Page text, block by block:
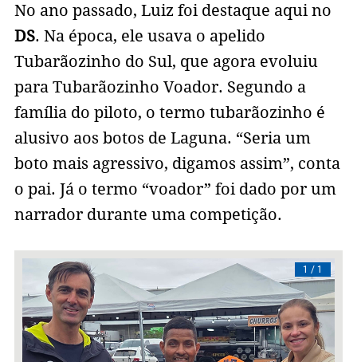
No ano passado, Luiz foi destaque aqui no
DS. Na época, ele usava o apelido
Tubarãozinho do Sul, que agora evoluiu
para Tubarãozinho Voador. Segundo a
família do piloto, o termo tubarãozinho é
alusivo aos botos de Laguna. “Seria um
boto mais agressivo, digamos assim”, conta
o pai. Já o termo “voador” foi dado por um
narrador durante uma competição.
1 / 1